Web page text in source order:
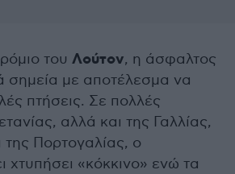
του Λούτον, η άσφαλτος
σημεία με αποτέλεσμα να
πτήσεις. Σε πολλές
αλλά και της Γαλλίας,
της Πορτογαλίας, ο
χτυπήσει «κόκκινο» ενώ τα